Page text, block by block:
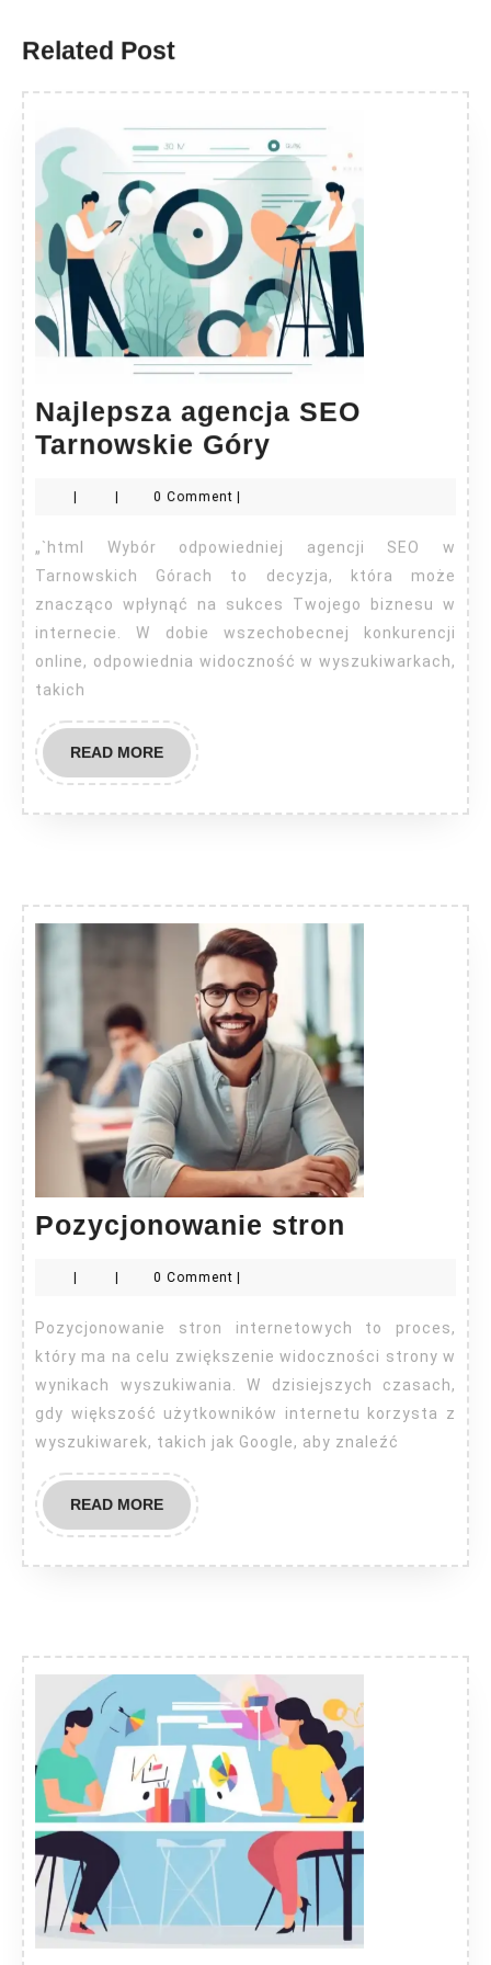
Related Post
Najlepsza agencja SEO
Tarnowskie Góry
Tarnowskie
Góry
| | 0 Comment |
„`html Wybór odpowiedniej agencji SEO w
Tarnowskich Górach to decyzja, która może
znacząco wpłynąć na sukces Twojego biznesu w
internecie. W dobie wszechobecnej konkurencji
online, odpowiednia widoczność w wyszukiwarkach,
takich
READ MOREREAD
MORE
Pozycjonowanie stron
| | 0 Comment |
Pozycjonowanie stron internetowych to proces,
który ma na celu zwiększenie widoczności strony w
wynikach wyszukiwania. W dzisiejszych czasach,
gdy większość użytkowników internetu korzysta z
wyszukiwarek, takich jak Google, aby znaleźć
READ MOREREAD
MORE